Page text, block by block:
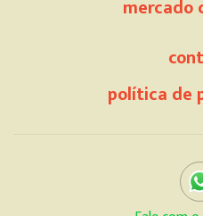
mercado
política de